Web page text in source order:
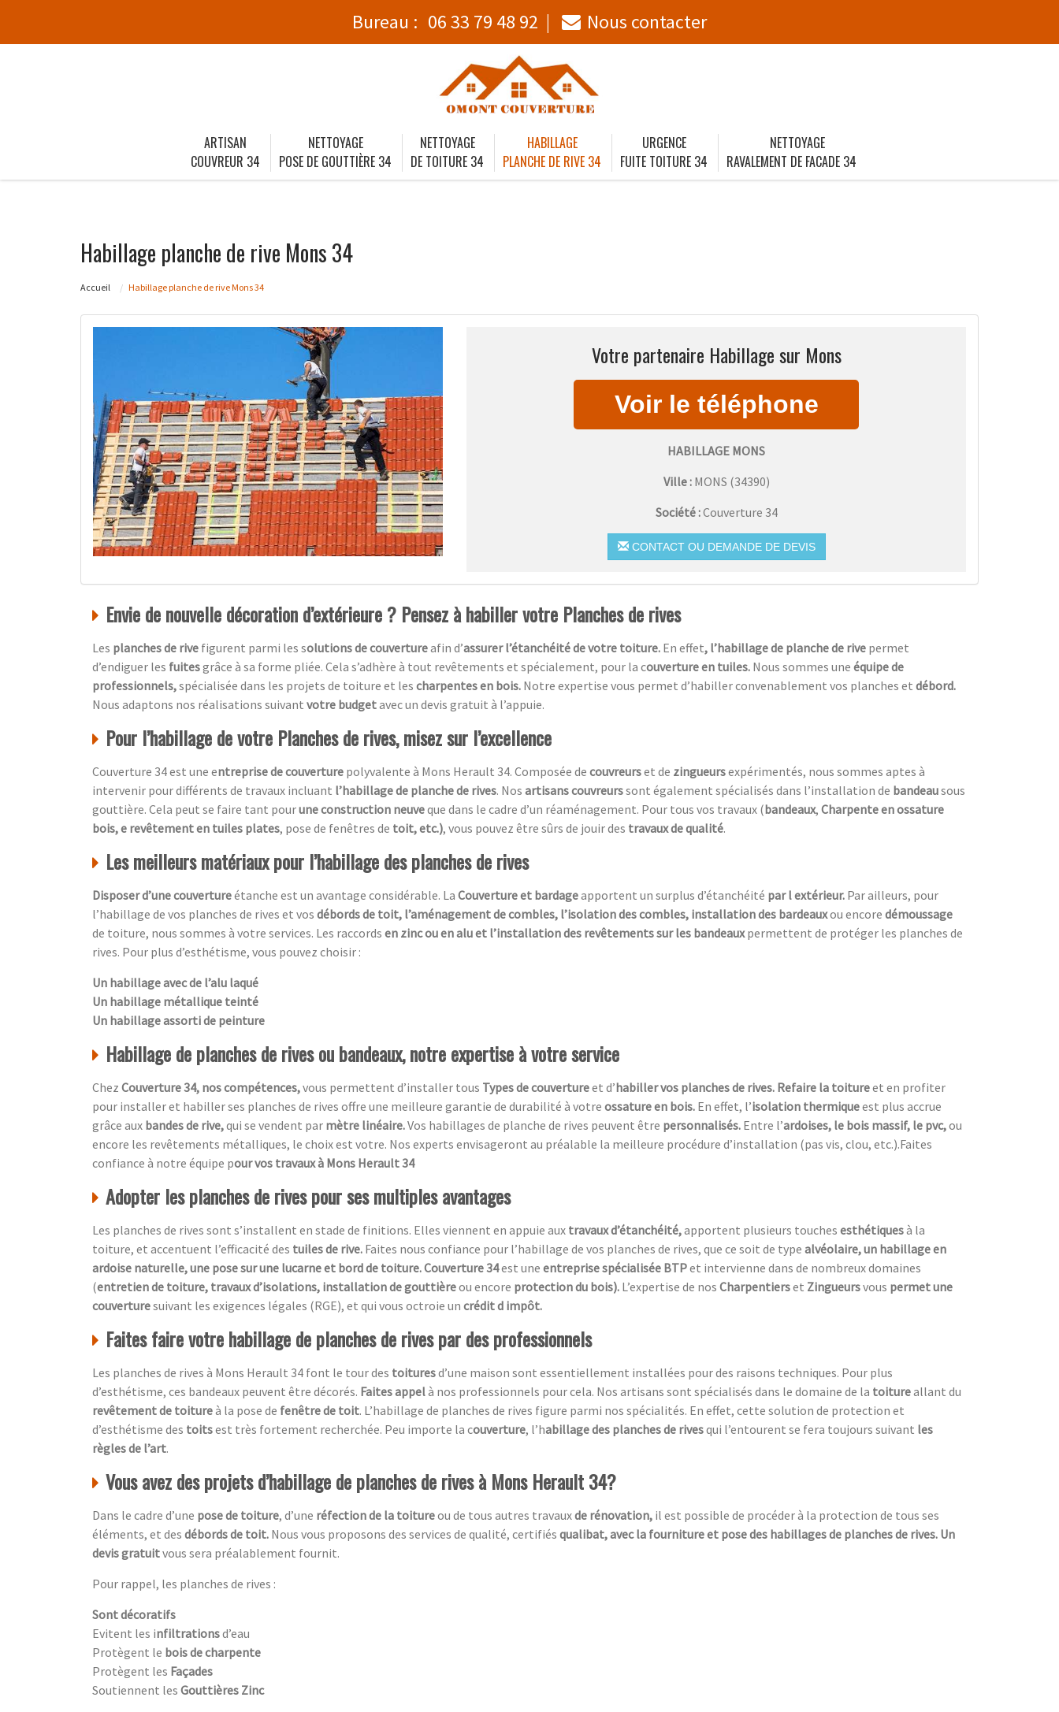
Bureau : 06 33 79 48 92 Nous contacter
ARTISAN
COUVREUR 34
NETTOYAGE
POSE DE GOUTTIÈRE 34
NETTOYAGE
DE TOITURE 34
HABILLAGE
PLANCHE DE RIVE 34
URGENCE
FUITE TOITURE 34
NETTOYAGE
RAVALEMENT DE FACADE 34
Habillage planche de rive Mons 34
Accueil Habillage planche de rive Mons 34
Votre partenaire Habillage sur Mons
HABILLAGE MONS
Ville : MONS (34390)
Société :Couverture 34
CONTACT OU DEMANDE DE DEVIS
Envie de nouvelle décoration d’extérieure ? Pensez à habiller votre Planches de rives
Les planches de rive figurent parmi les solutions de couvertureafin d’assurer l’étanchéité de votre toiture. En effet, l’habillage de planche de rive permet
d’endiguer les fuitesgrâce à sa forme pliée. Cela s’adhère à tout revêtements et spécialement, pour la couverture en tuiles. Nous sommes une équipe de
professionnels,spécialisée dans les projets de toiture et les charpentes en bois. Notre expertise vous permet d’habiller convenablement vos planches et débord.
Nous adaptons nos réalisations suivant votre budgetavec un devis gratuit à l’appuie.
Pour l’habillage de votre Planches de rives, misez sur l’excellence
Couverture 34 est une entreprise de couverture polyvalente à Mons Herault 34. Composée de couvreurset de zingueursexpérimentés, nous sommes aptes à
intervenir pour différents de travaux incluant l’habillage de planche de rives. Nos artisans couvreurssont également spécialisés dans l’installation de bandeausous
gouttière. Cela peut se faire tant pourune construction neuveque dans le cadre d’un réaménagement. Pour tous vos travaux (bandeaux, Charpente en ossature
bois, e revêtement en tuiles plates, pose de fenêtres de toit, etc.), vous pouvez être sûrs de jouir des travaux de qualité.
Les meilleurs matériaux pour l’habillage des planches de rives
Disposer d’une couvertureétanche est un avantage considérable. La Couverture et bardageapportent un surplus d’étanchéité par l extérieur. Par ailleurs, pour
l’habillage de vos planches de rives et vos débords de toit, l’aménagement de combles, l’isolation des combles, installation des bardeauxou encore démoussage
de toiture, nous sommes à votre services. Les raccords en zinc ou en alu et l’installation des revêtements sur les bandeauxpermettent de protéger les planches de
rives. Pour plus d’esthétisme, vous pouvez choisir :
Un habillage avec de l’alu laqué
Un habillage métallique teinté
Un habillage assorti de peinture
Habillage de planches de rives ou bandeaux, notre expertise à votre service
Chez Couverture 34, nos compétences,vous permettent d’installer tous Types de couvertureet d’habiller vos planches de rives. Refaire la toitureet en profiter
pour installer et habiller ses planches de rives offre une meilleure garantie de durabilité à votre ossature en bois. En effet, l’isolation thermiqueest plus accrue
grâce aux bandes de rive,qui se vendent par mètre linéaire.Vos habillages de planche de rives peuvent être personnalisés. Entre l’ardoises, le bois massif, le pvc,ou
encore les revêtements métalliques, le choix est votre. Nos experts envisageront au préalable la meilleure procédure d’installation (pas vis, clou, etc.).Faites
confiance à notre équipe pour vos travaux à Mons Herault 34
Adopter les planches de rives pour ses multiples avantages
Les planches de rives sont s’installent en stade de finitions. Elles viennent en appuie aux travaux d’étanchéité,apportent plusieurs touches esthétiquesà la
toiture, et accentuent l’efficacité des tuiles de rive. Faites nous confiance pour l’habillage de vos planches de rives, que ce soit de type alvéolaire, un habillage en
ardoise naturelle, une pose sur une lucarne et bord de toiture. Couverture 34est une entreprise spécialisée BTPet intervienne dans de nombreux domaines
(entretien de toiture, travaux d’isolations, installation de gouttièreou encore protection du bois). L’expertise de nos Charpentierset Zingueursvous permet une
couverturesuivant les exigences légales (RGE), et qui vous octroie un crédit d impôt.
Faites faire votre habillage de planches de rives par des professionnels
Les planches de rives à Mons Herault 34 font le tour des toituresd’une maison sont essentiellement installées pour des raisons techniques. Pour plus
d’esthétisme, ces bandeaux peuvent être décorés. Faites appelà nos professionnels pour cela. Nos artisans sont spécialisés dans le domaine de la toitureallant du
revêtement de toitureà la pose de fenêtre de toit. L’habillage de planches de rives figure parmi nos spécialités. En effet, cette solution de protection et
d’esthétisme des toitsest très fortement recherchée. Peu importe la couverture, l’habillage des planches de rivesqui l’entourent se fera toujours suivant les
règles de l’art.
Vous avez des projets d’habillage de planches de rives à Mons Herault 34?
Dans le cadre d’une pose de toiture, d’une réfection de la toitureou de tous autres travauxde rénovation, il est possible de procéder à la protection de tous ses
éléments, et des débords de toit. Nous vous proposons des services de qualité, certifiés qualibat, avec la fourniture et pose des habillages de planches de rives. Un
devis gratuitvous sera préalablement fournit.
Pour rappel, les planches de rives :
Sont décoratifs
Evitent les infiltrationsd’eau
Protègent le bois de charpente
Protègent les Façades
Soutiennent les Gouttières Zinc